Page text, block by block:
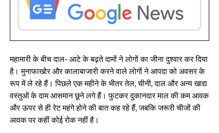
महामारी के बीच दाल- आटे के बढ़ते दामों ने लोगों का जीना दुश्वार कर दिया
है। मुनाफाखोर और कालाबाजारी करने वाले लोगों ने आपदा को अवसर के
रूप में ले रहे हैं। पिछले एक महीने के भीतर तेल, चीनी, दाल और अन्य खाद्य
वस्तुओं के दाम आसमान छूने लगे हैं। फुटकर दुकानदार माल की कम आवक
और ऊपर से ही रेट महंगे होने की बात कह रहे हैं, जबकि जरूरी चीजों की
आवक पर कहीं कोई रोक नहीं है।